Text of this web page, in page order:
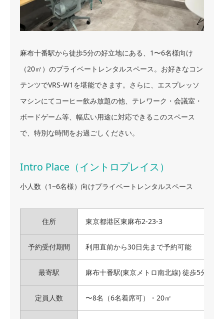
麻布十番駅から徒歩5分の好立地にある、1〜6名様向け
（20㎡）のプライベートレンタルスペース。お好きなコン
テンツでVRS-W1を堪能できます。さらに、エスプレッソ
マシンにてコーヒー飲み放題の他、テレワーク・会議室・
ボードゲーム等、幅広い用途に対応できるこのスペース
で、特別な時間をお過ごしください。
Intro Place（イントロプレイス）
小人数（1~6名様）向けプライベートレンタルスペース
住所 東京都港区東麻布2-23-3
予約受付期間 利用直前から30日先まで予約可能
最寄駅 麻布十番駅(東京メトロ南北線) 徒歩5分
定員人数 〜8名（6名着席可）・20㎡